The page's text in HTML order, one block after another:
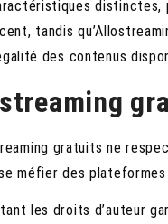
distinctes,
tandis
des contenus
gratuits ne
méfier des
les droits d’auteur